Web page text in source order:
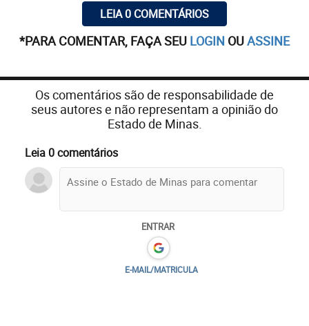
LEIA 0 COMENTÁRIOS
*PARA COMENTAR, FAÇA SEU LOGIN OUASSINE
Os comentários são de responsabilidade de
seus autores e não representam a opinião do
Estado de Minas.
Leia 0 comentários
ENTRAR
E-MAIL/MATRICULA